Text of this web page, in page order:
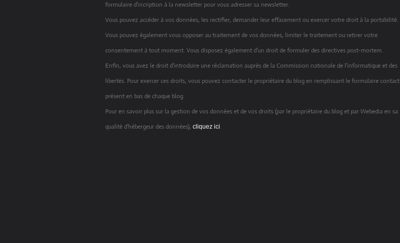
formulaire d'incription à la newsletter pour vous adresser sa newsletter.
Vous pouvez accéder à vos données, les rectifier, demander leur effacement ou exercer votre droit à la portabilité.
Vous pouvez également vous opposer au traitement de vos données, limiter le traitement ou retirer votre
consentement à tout moment. Vous disposez également d'un droit de formuler des directives post-mortem.
Enfin, vous avez le droit d'introduire une réclamation auprès de la Commission nationale de l'informatique et des
libertés. Pour exercer ces droits, vous pouvez contacter le propriétaire du blog en remplissant le formulaire contact
présent en bas de chaque blog.
Pour en savoir plus sur la gestion de vos données et de vos droits (par le propriétaire du blog et par Webedia en sa
qualité d'hébergeur des données), cliquez ici.